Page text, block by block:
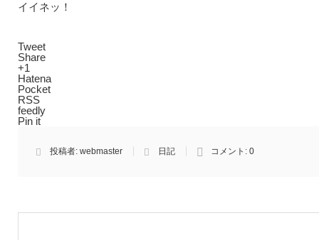
イイネッ！
Tweet
Share
+1
Hatena
Pocket
RSS
feedly
Pin it
投稿者: webmaster 日記 コメント: 0